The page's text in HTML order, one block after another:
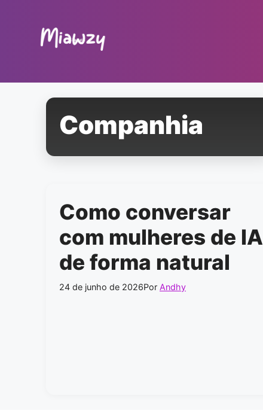
Companhia
Como conversar
com mulheres de IA
de forma natural
24 de junho de 2026Por Andhy